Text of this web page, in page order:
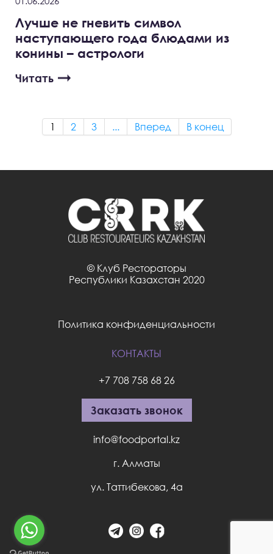
Лучше не гневить символ
наступающего года блюдами из
конины – астрологи
Читать
1 2 3 ... Вперед В конец
© Клуб Рестораторы
Республики Казахстан 2020
Политика конфиденциальности
КОНТАКТЫ
+7 708 758 68 26
Заказать звонок
info@foodportal.kz
г. Алматы
ул. Таттибекова, 4а